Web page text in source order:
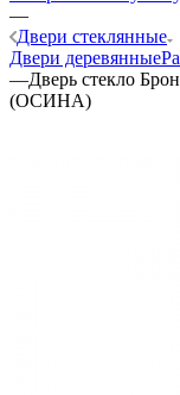
—
Двери стеклянные
Двери деревянные
—Дверь стекло
(ОСИНА)